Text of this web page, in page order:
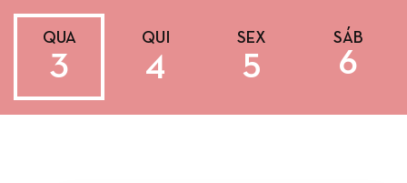
QUA
3
QUI
4
SEX
5
SÁB
6